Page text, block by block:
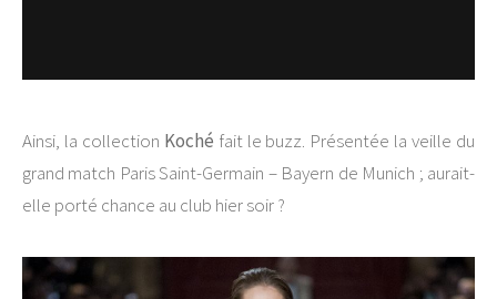
Ainsi, la collection Koché fait le buzz. Présentée la veille du
grand match Paris Saint-Germain – Bayern de Munich ; aurait-
elle porté chance au club hier soir ?